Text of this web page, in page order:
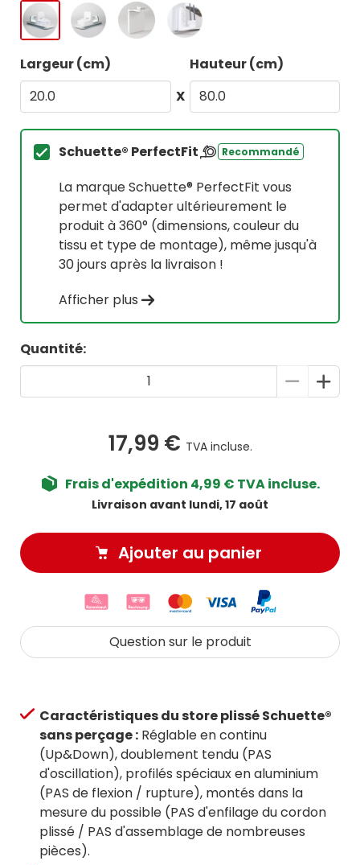
Largeur (cm)
X
Hauteur (cm)
Schuette® PerfectFit Recommandé
La marque Schuette® PerfectFit vous
permet d'adapter ultérieurement le
produit à 360° (dimensions, couleur du
tissu et type de montage), même jusqu'à
30 jours après la livraison !
Afficher plus
Quantité:
17,99 € TVA incluse.
Frais d'expédition 4,99 € TVA incluse.
Livraison avant lundi, 17 août
Ajouter au panier
Question sur le produit
Caractéristiques du store plissé Schuette®
sans perçage : Réglable en continu
(Up&Down), doublement tendu (PAS
d'oscillation), profilés spéciaux en aluminium
(PAS de flexion / rupture), montés dans la
mesure du possible (PAS d'enfilage du cordon
plissé / PAS d'assemblage de nombreuses
pièces).